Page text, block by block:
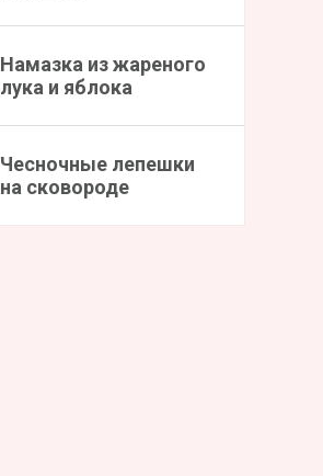
Намазка из жареного
лука и яблока
Чесночные лепешки
на сковороде